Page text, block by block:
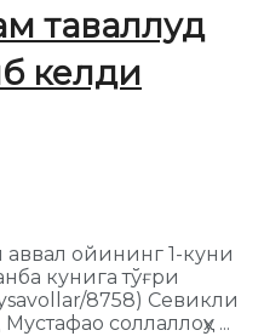
таваллуд
келди
ойининг 1-куни
кунига тўғри
8758) Севикли
соллаллоҳу ...